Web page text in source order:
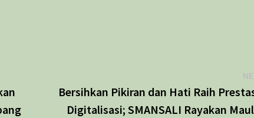
Bersihkan Pikiran dan Hati Raih
Digitalisasi; SMANSALI Rayakan